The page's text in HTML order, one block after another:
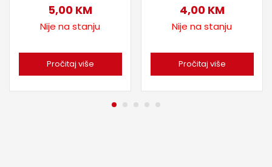
5,00 KM
Nije na stanju
Pročitaj više
4,00 KM
Nije na stanju
Pročitaj više